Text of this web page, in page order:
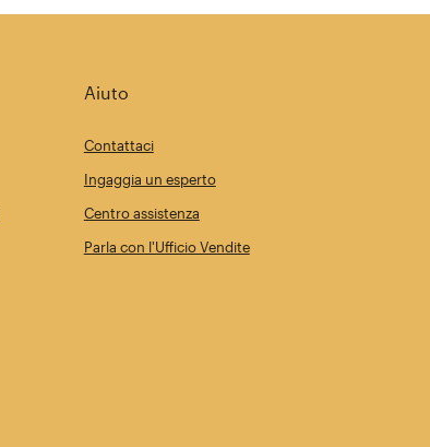
Aiuto
Contattaci
Ingaggia un esperto
Centro assistenza
Parla con l'Ufficio Vendite